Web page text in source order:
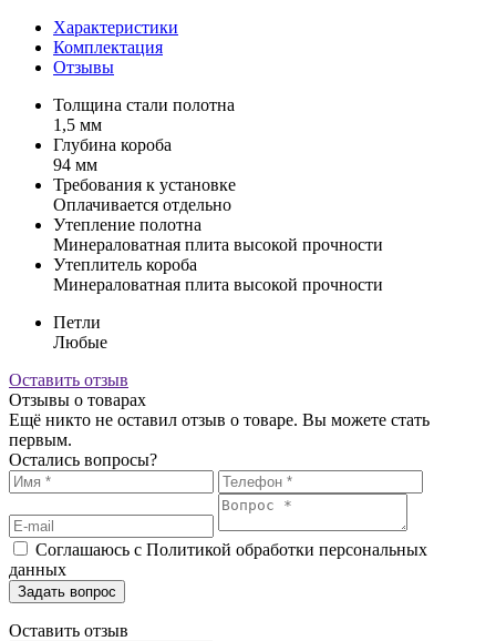
Характеристики
Комплектация
Отзывы
Толщина стали полотна
1,5 мм
Глубина короба
94 мм
Требования к установке
Оплачивается отдельно
Утепление полотна
Минераловатная плита высокой прочности
Утеплитель короба
Минераловатная плита высокой прочности
Петли
Любые
Оставить отзыв
Отзывы о товарах
Ещё никто не оставил отзыв о товаре. Вы можете стать
первым.
Остались вопросы?
Соглашаюсь с Политикой обработки персональных
данных
Оставить отзыв